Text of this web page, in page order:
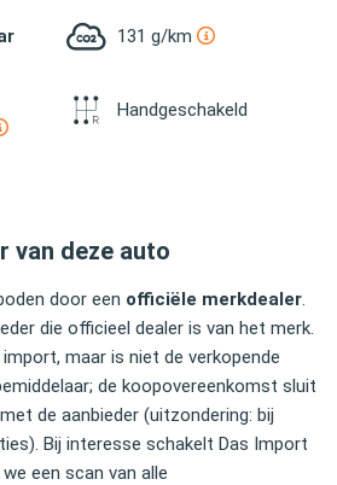
131 g/km
Handgeschakeld
van deze auto
door een officiële merkdealer
die officieel dealer is van het merk.
maar is niet de verkopende
de koopovereenkomst sluit
de aanbieder (uitzondering: bij
Bij interesse schakelt Das Import
een scan van alle